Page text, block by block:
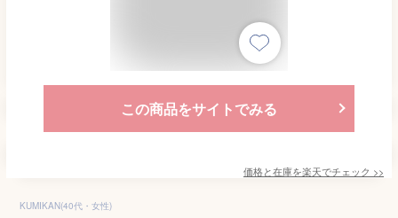
この商品をサイトでみる
価格と在庫を楽天でチェック >>
KUMIKAN(40代・女性)